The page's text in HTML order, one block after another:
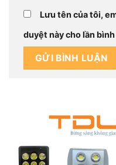
Lưu tên của tôi,
duyệt này cho lần